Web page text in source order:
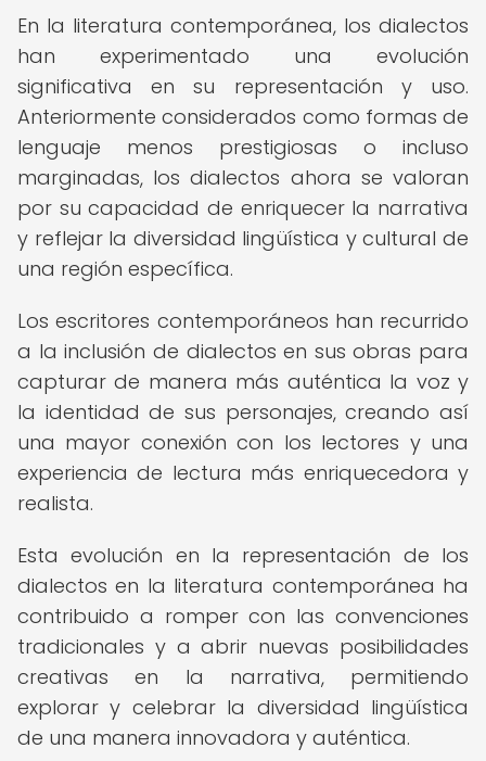
En la literatura contemporánea, los dialectos
han experimentado una evolución
significativa en su representación y uso.
Anteriormente considerados como formas de
lenguaje menos prestigiosas o incluso
marginadas, los dialectos ahora se valoran
por su capacidad de enriquecer la narrativa
y reflejar la diversidad lingüística y cultural de
una región específica.
Los escritores contemporáneos han recurrido
a la inclusión de dialectos en sus obras para
capturar de manera más auténtica la voz y
la identidad de sus personajes, creando así
una mayor conexión con los lectores y una
experiencia de lectura más enriquecedora y
realista.
Esta evolución en la representación de los
dialectos en la literatura contemporánea ha
contribuido a romper con las convenciones
tradicionales y a abrir nuevas posibilidades
creativas en la narrativa, permitiendo
explorar y celebrar la diversidad lingüística
de una manera innovadora y auténtica.